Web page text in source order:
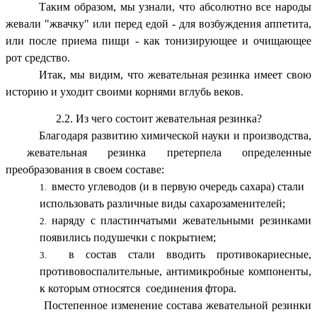
Таким образом, мы узнали, что абсолютно все народы
жевали "жвачку" или перед едой - для возбуждения аппетита,
или после приема пищи - как тонизирующее и очищающее
рот средство.
Итак, мы видим, что жевательная резинка имеет свою
историю и уходит своими корнями вглубь веков.
2.2. Из чего состоит жевательная резинка?
Благодаря развитию химической науки и производства,
жевательная резинка претерпела определенные
преобразования в своем составе:
вместо углеводов (и в первую очередь сахара) стали
использовать различные виды сахарозаменителей;
наряду с пластинчатыми жевательными резинками
появились подушечки с покрытием;
в состав стали вводить противокариесные,
противовоспалительные, антимикробные компоненты,
к которым относятся соединения фтора.
Постепенное изменение состава жевательной резинки